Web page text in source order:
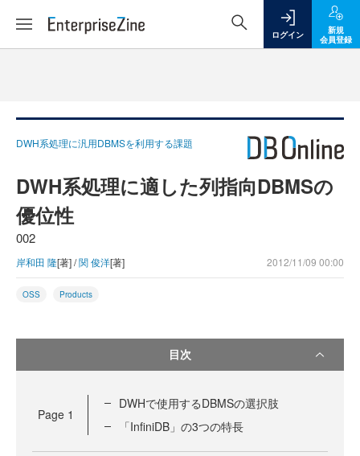
ログイン
新規
会員登録
DWH系処理に汎用DBMSを利用する課題
DWH系処理に適した列指向DBMSの
優位性
002
岸和田 隆[著] /関 俊洋[著] 2012/11/09 00:00
OSS Products
目次
Page 1
DWHで使用するDBMSの選択肢
「InfiniDB」の3つの特長